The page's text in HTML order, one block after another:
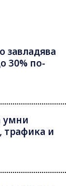
завладява
30% по-
умни
трафика и